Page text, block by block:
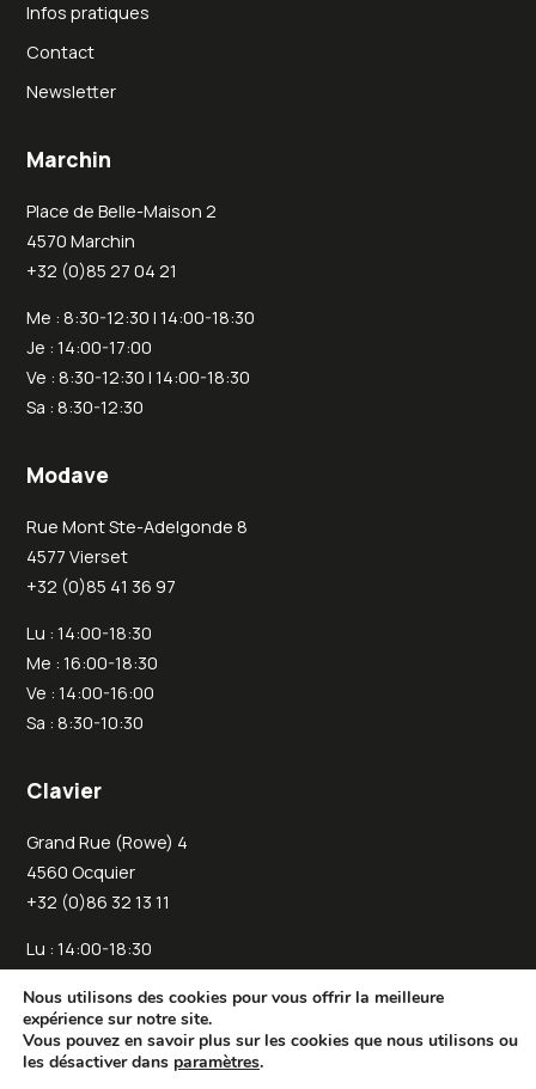
Infos pratiques
Contact
Newsletter
Marchin
Place de Belle-Maison 2
4570 Marchin
+32 (0)85 27 04 21
Me : 8:30-12:30 | 14:00-18:30
Je : 14:00-17:00
Ve : 8:30-12:30 | 14:00-18:30
Sa : 8:30-12:30
Modave
Rue Mont Ste-Adelgonde 8
4577 Vierset
+32 (0)85 41 36 97
Lu : 14:00-18:30
Me : 16:00-18:30
Ve : 14:00-16:00
Sa : 8:30-10:30
Clavier
Grand Rue (Rowe) 4
4560 Ocquier
+32 (0)86 32 13 11
Lu : 14:00-18:30
Sa : 11:00-13:00
Nous utilisons des cookies pour vous offrir la meilleure
expérience sur notre site.
Vous pouvez en savoir plus sur les cookies que nous utilisons ou
les désactiver dans paramètres.